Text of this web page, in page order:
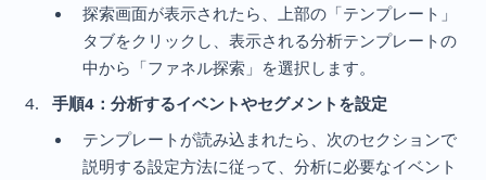
探索画面が表示されたら、上部の「テンプレート」
タブをクリックし、表示される分析テンプレートの
中から「ファネル探索」を選択します。
手順4：分析するイベントやセグメントを設定
テンプレートが読み込まれたら、次のセクションで
説明する設定方法に従って、分析に必要なイベント